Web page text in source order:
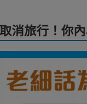
消旅行！你